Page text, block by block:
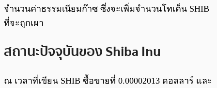
จำนวนค่าธรรมเนียมก๊าซ ซึ่งจะเพิ่มจำนวนโทเค็น SHIB
ที่จะถูกเผา
สถานะปัจจุบันของ Shiba Inu
ณ เวลาที่เขียน SHIB ซื้อขายที่ 0.00002013 ดอลลาร์ และ